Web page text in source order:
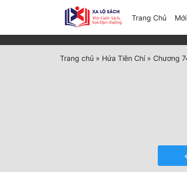
Trang Chủ
Trang chủ » Hứa Tiên Chí» Chương